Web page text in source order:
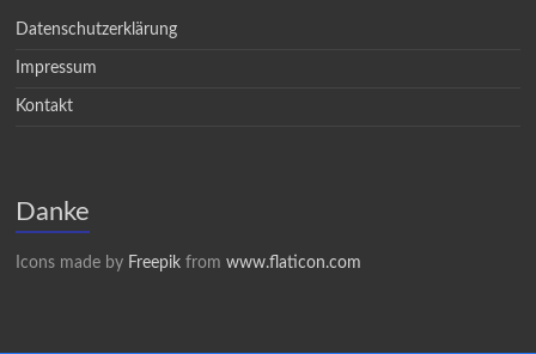
Datenschutzerklärung
Impressum
Kontakt
Danke
Icons made by Freepik fromwww.flaticon.com